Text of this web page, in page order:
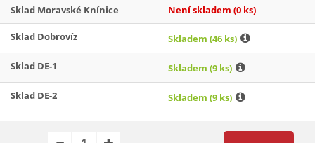
Sklad Moravské Knínice Není skladem (0 ks)
Sklad Dobrovíz Skladem (46 ks)
Sklad DE-1 Skladem (9 ks)
Sklad DE-2 Skladem (9 ks)